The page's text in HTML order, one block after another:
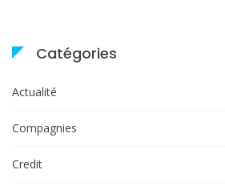
Catégories
Actualité
Compagnies
Credit